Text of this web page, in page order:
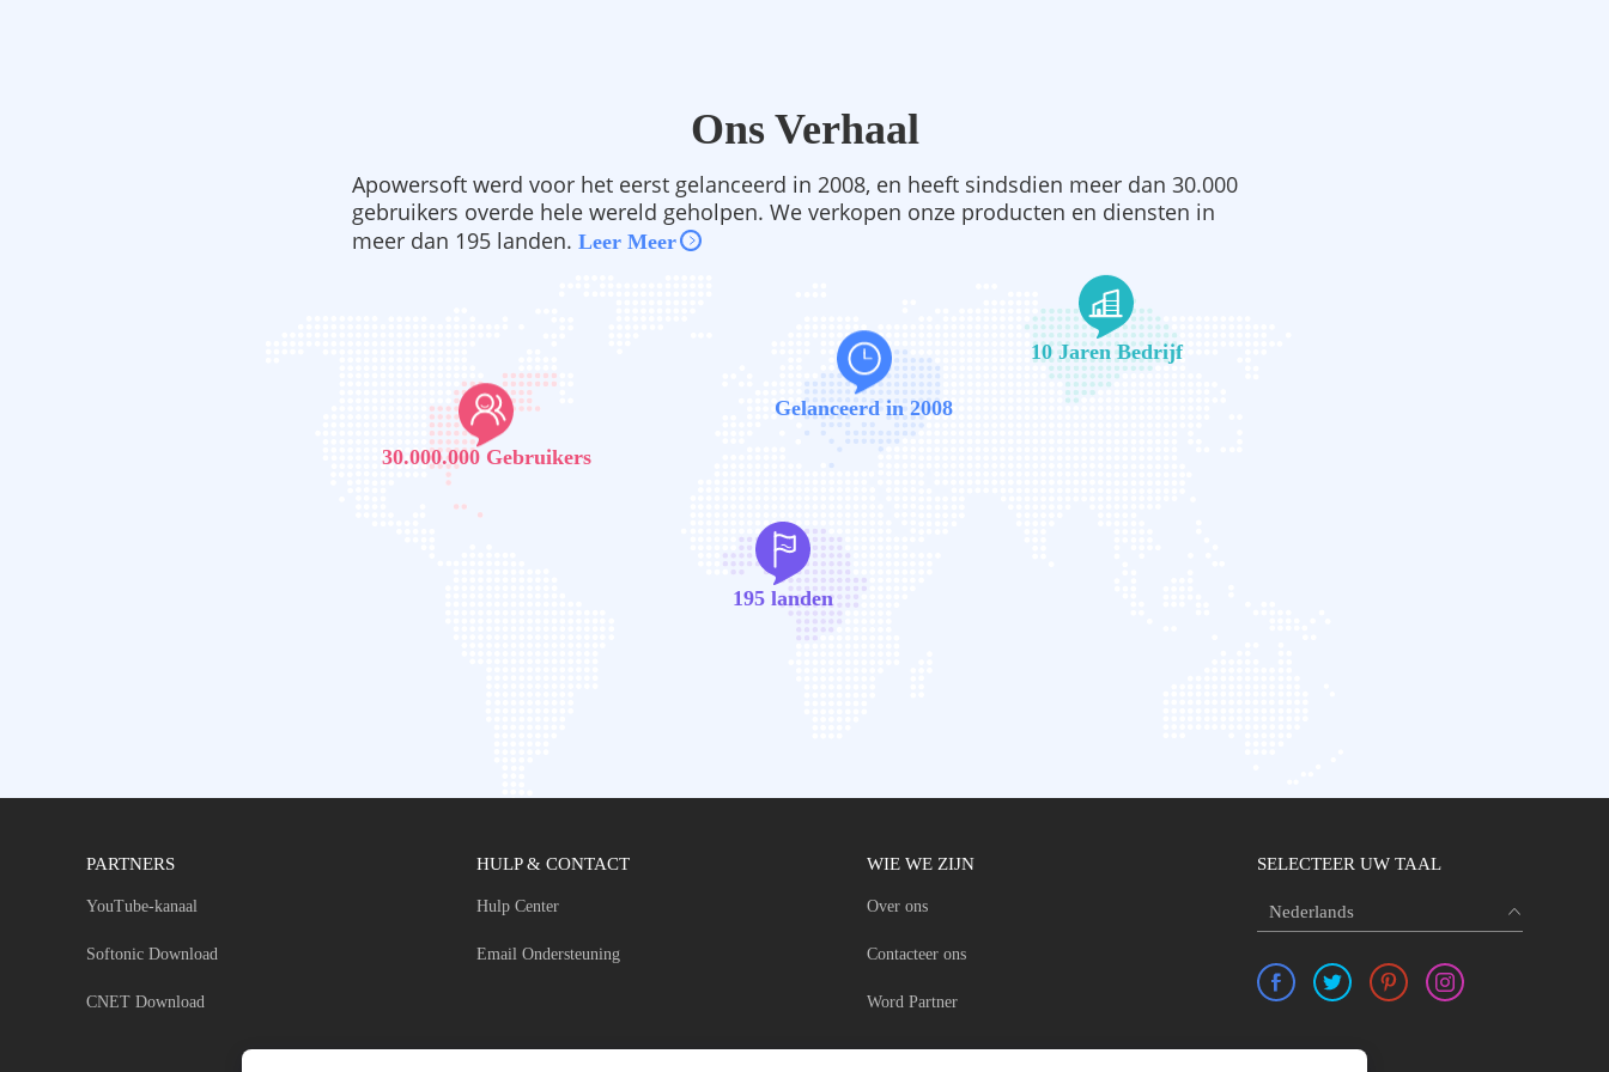
Ons Verhaal
Apowersoft werd voor het eerst gelanceerd in 2008, en heeft sindsdien meer dan 30.000
gebruikers overde hele wereld geholpen. We verkopen onze producten en diensten in
meer dan 195 landen. Leer Meer
30.000.000 Gebruikers
Gelanceerd in 2008
10 Jaren Bedrijf
195 landen
PARTNERS
YouTube-kanaal
Softonic Download
CNET Download
HULP & CONTACT
Hulp Center
Email Ondersteuning
WIE WE ZIJN
Over ons
Contacteer ons
Word Partner
SELECTEER UW TAAL